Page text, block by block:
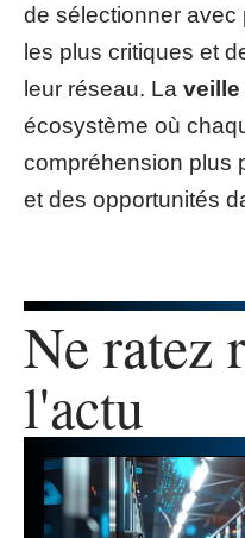
de sélectionner avec
les plus critiques et
leur réseau. La veille
écosystème où
compréhension plus
et des opportunités
Ne ratez
l'actu